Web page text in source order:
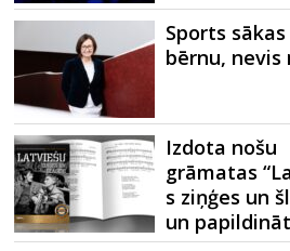
Sports
bērnu, nevis
Izdota nošu
grāmatas
s ziņģes un
un